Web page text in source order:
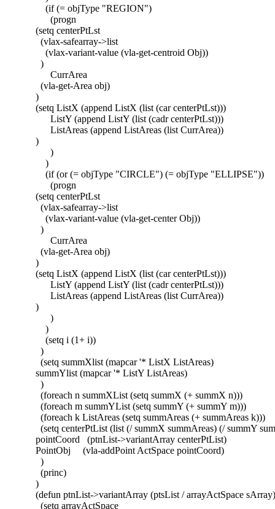
(if (= objType "REGION")
(progn
(setq centerPtLst
(vlax-safearray->list
(vlax-variant-value (vla-get-centroid Obj))
)
CurrArea
(vla-get-Area obj)
)
(setq ListX (append ListX (list (car centerPtLst)))
ListY (append ListY (list (cadr centerPtLst)))
ListAreas (append ListAreas (list CurrArea))
)
)
)
(if (or (= objType "CIRCLE") (= objType "ELLIPSE"))
(progn
(setq centerPtLst
(vlax-safearray->list
(vlax-variant-value (vla-get-center Obj))
)
CurrArea
(vla-get-Area obj)
)
(setq ListX (append ListX (list (car centerPtLst)))
ListY (append ListY (list (cadr centerPtLst)))
ListAreas (append ListAreas (list CurrArea))
)
)
)
(setq i (1+ i))
)
(setq summXlist (mapcar '* ListX ListAreas)
summYlist (mapcar '* ListY ListAreas)
)
(foreach n summXList (setq summX (+ summX n)))
(foreach m summYList (setq summY (+ summY m)))
(foreach k ListAreas (setq summAreas (+ summAreas k)))
(setq centerPtList (list (/ summX summAreas) (/ summY
pointCoord (ptnList->variantArray centerPtList)
PointObj (vla-addPoint ActSpace pointCoord)
)
(princ)
)
(defun ptnList->variantArray (ptsList / arrayActSpace sArray)
(setq arrayActSpace